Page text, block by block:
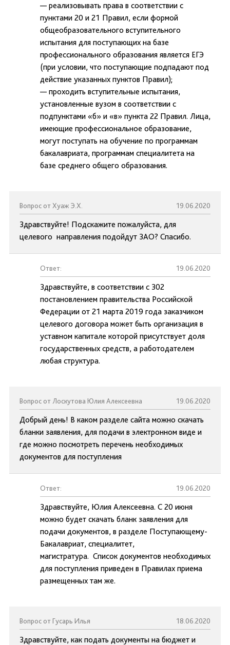
— реализовывать права в соответствии с
пунктами 20 и 21 Правил, если формой
общеобразовательного вступительного
испытания для поступающих на базе
профессионального образования является ЕГЭ
(при условии, что поступающие подпадают под
действие указанных пунктов Правил);
— проходить вступительные испытания,
установленные вузом в соответствии с
подпунктами «б» и «в» пункта 22 Правил. Лица,
имеющие профессиональное образование,
могут поступать на обучение по программам
бакалавриата, программам специалитета на
базе среднего общего образования.
Вопрос от Хуаж Э.Х. 19.06.2020
Здравствуйте! Подскажите пожалуйста, для
целевого направления подойдут ЗАО? Спасибо.
Ответ: 19.06.2020
Здравствуйте, в соответствии с 302
постановлением правительства Российской
Федерации от 21 марта 2019 года заказчиком
целевого договора может быть организация в
уставном капитале которой присутствует доля
государственных средств, а работодателем
любая структура.
Вопрос от Лоскутова Юлия Алексеевна 19.06.2020
Добрый день! В каком разделе сайта можно скачать
бланки заявления, для подачи в электронном виде и
где можно посмотреть перечень необходимых
документов для поступления
Ответ: 19.06.2020
Здравствуйте, Юлия Алексеевна. С 20 июня
можно будет скачать бланк заявления для
подачи документов, в разделе Поступающему-
Бакалавриат, специалитет,
магистратура. Список документов необходимых
для поступления приведен в Правилах приема
размещенных там же.
Вопрос от Гусарь Илья 18.06.2020
Здравствуйте, как подать документы на бюджет и